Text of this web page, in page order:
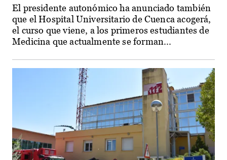
El presidente autonómico ha anunciado también
que el Hospital Universitario de Cuenca acogerá,
el curso que viene, a los primeros estudiantes de
Medicina que actualmente se forman...